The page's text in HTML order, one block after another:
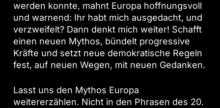
werden konnte, mahnt Europa hoffnungsvoll
und warnend: Ihr habt mich ausgedacht, und
verzweifelt? Dann denkt mich weiter! Schafft
einen neuen Mythos, bündelt progressive
Kräfte und setzt neue demokratische Regeln
fest, auf neuen Wegen, mit neuen Gedanken.
Lasst uns den Mythos Europa
weitererzählen. Nicht in den Phrasen des 20.